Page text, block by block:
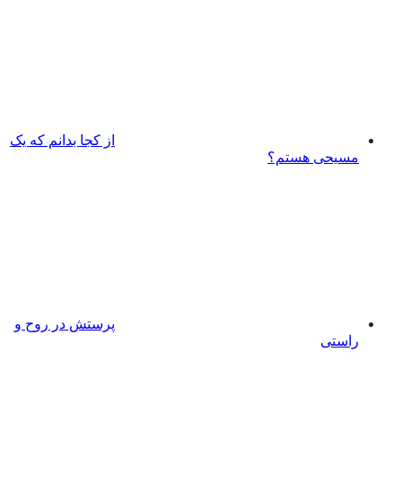
از کجا بدانم که یک
مسیحی هستم؟
پرستش در روح و
راستی